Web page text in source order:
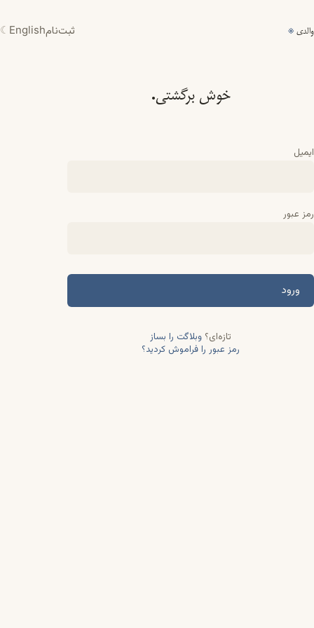
والدی ※ ثبت‌نامEnglish
☾
خوش برگشتی.
ایمیل
رمز عبور
ورود
تازه‌ای؟ وبلاگت را بساز
رمز عبور را فراموش کردید؟